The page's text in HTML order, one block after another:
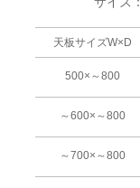
天板サイズW×D
500×～800
～600×～800
～700×～800